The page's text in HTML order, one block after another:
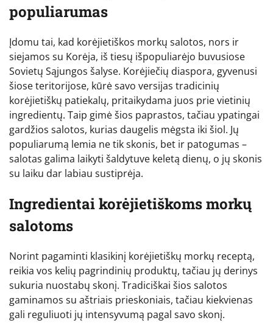
populiarumas
Įdomu tai, kad korėjietiškos morkų salotos, nors ir
siejamos su Korėja, iš tiesų išpopuliarėjo buvusiose
Sovietų Sąjungos šalyse. Korėjiečių diaspora, gyvenusi
šiose teritorijose, kūrė savo versijas tradicinių
korėjietiškų patiekalų, pritaikydama juos prie vietinių
ingredientų. Taip gimė šios paprastos, tačiau ypatingai
gardžios salotos, kurias daugelis mėgsta iki šiol. Jų
populiarumą lemia ne tik skonis, bet ir patogumas –
salotas galima laikyti šaldytuve keletą dienų, o jų skonis
su laiku dar labiau sustiprėja.
Ingredientai korėjietiškoms morkų
salotoms
Norint pagaminti klasikinį korėjietiškų morkų receptą,
reikia vos kelių pagrindinių produktų, tačiau jų derinys
sukuria nuostabų skonį. Tradiciškai šios salotos
gaminamos su aštriais prieskoniais, tačiau kiekvienas
gali reguliuoti jų intensyvumą pagal savo skonį.